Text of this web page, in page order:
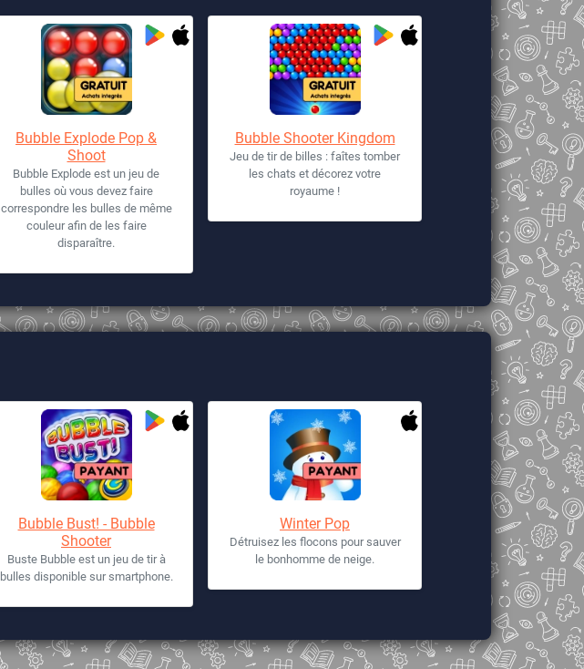
Bubble Explode Pop &
Shoot
Bubble Explode est un jeu de
bulles où vous devez faire
correspondre les bulles de même
couleur afin de les faire
disparaître.
Bubble Shooter Kingdom
Jeu de tir de billes : faîtes tomber
les chats et décorez votre
royaume !
Bubble Bust! - Bubble
Shooter
Buste Bubble est un jeu de tir à
bulles disponible sur smartphone.
Winter Pop
Détruisez les flocons pour sauver
le bonhomme de neige.